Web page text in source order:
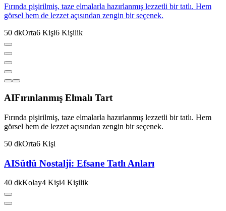
Fırında pişirilmiş, taze elmalarla hazırlanmış lezzetli bir tatlı. Hem
görsel hem de lezzet açısından zengin bir seçenek.
50 dkOrta6 Kişi6 Kişilik
AIFırınlanmış Elmalı Tart
Fırında pişirilmiş, taze elmalarla hazırlanmış lezzetli bir tatlı. Hem
görsel hem de lezzet açısından zengin bir seçenek.
50 dkOrta6 Kişi
AISütlü Nostalji: Efsane Tatlı Anları
40 dkKolay4 Kişi4 Kişilik